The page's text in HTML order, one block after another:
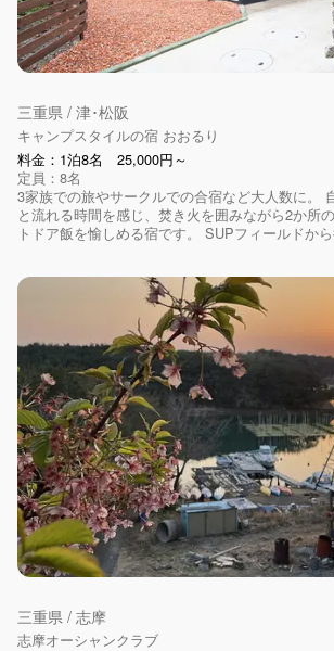
三重県 / 津･松阪
キャンプスタイルの宿 おおるり
料金：1泊8名 25,000円～
定員：8名
3家族での旅やサークルでの合宿など大人数に。
と流れる時間を感じ、焚き火を囲みながら2か所
トドア飯を愉しめる宿です。 SUPフィールドか
三重県 / 志摩
志摩オーシャンクラブ